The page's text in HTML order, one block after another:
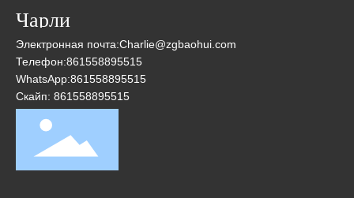
Чарли
Электронная почта:Charlie@zgbaohui.com
Телефон:861558895515
WhatsApp:861558895515
Скайп: 861558895515